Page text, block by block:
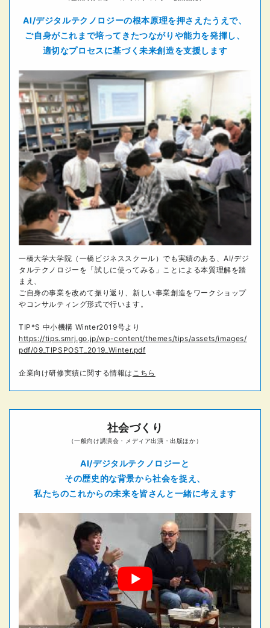
AI/デジタルテクノロジーの根本原理を押さえたうえで、
ご自身がこれまで培ってきたつながりや能力を発揮し、
適切なプロセスに基づく未来創造を支援します
一橋大学大学院（一橋ビジネススクール）でも実績のある、AI/デジ
タルテクノロジーを「試しに使ってみる」ことによる本質理解を踏
まえ、
ご自身の事業を改めて振り返り、新しい事業創造をワークショップ
やコンサルティング形式で行います。
TIP*S 中小機構 Winter2019号より
https://tips.smrj.go.jp/wp-content/themes/tips/assets/images/
pdf/09_TIPSPOST_2019_Winter.pdf
企業向け研修実績に関する情報は こちら
社会づくり
（一般向け講演会・メディア出演・出版ほか）
AI/デジタルテクノロジーと
その歴史的な背景から社会を捉え、
私たちのこれからの未来を皆さんと一緒に考えます